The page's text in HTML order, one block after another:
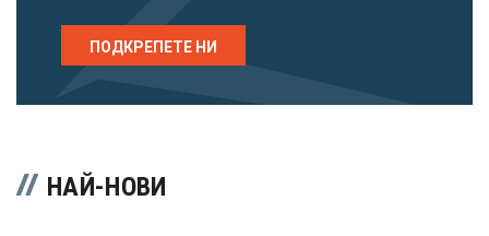
ПОДКРЕПЕТЕ НИ
НАЙ-НОВИ